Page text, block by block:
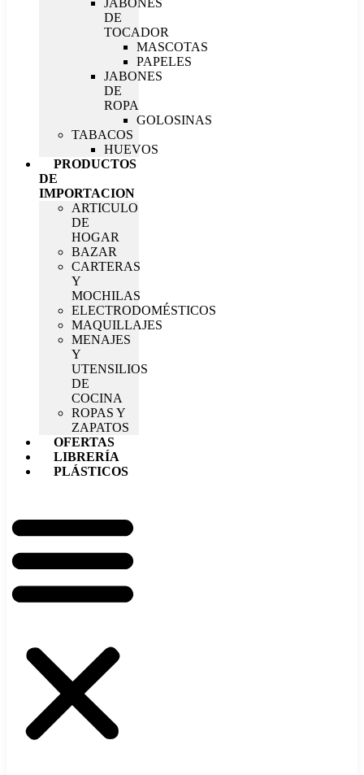
DE
TOCADOR
MASCOTAS
PAPELES
JABONES
DE
ROPA
GOLOSINAS
TABACOS
HUEVOS
PRODUCTOS
DE
IMPORTACION
ARTICULO
DE
HOGAR
BAZAR
CARTERAS
Y
MOCHILAS
ELECTRODOMÉSTICOS
MAQUILLAJES
MENAJES
Y
UTENSILIOS
DE
COCINA
ROPAS Y
ZAPATOS
OFERTAS
LIBRERÍA
PLÁSTICOS